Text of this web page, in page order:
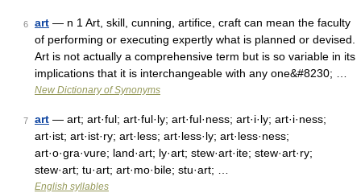
6 art — n 1 Art, skill, cunning, artifice, craft can mean the faculty
of performing or executing expertly what is planned or devised.
Art is not actually a comprehensive term but is so variable in its
implications that it is interchangeable with any one&#8230; …
New Dictionary of Synonyms
7 art — art; art·ful; art·ful·ly; art·ful·ness; art·i·ly; art·i·ness;
art·ist; art·ist·ry; art·less; art·less·ly; art·less·ness;
art·o·gra·vure; land·art; ly·art; stew·art·ite; stew·art·ry;
stew·art; tu·art; art·mo·bile; stu·art; …
English syllables